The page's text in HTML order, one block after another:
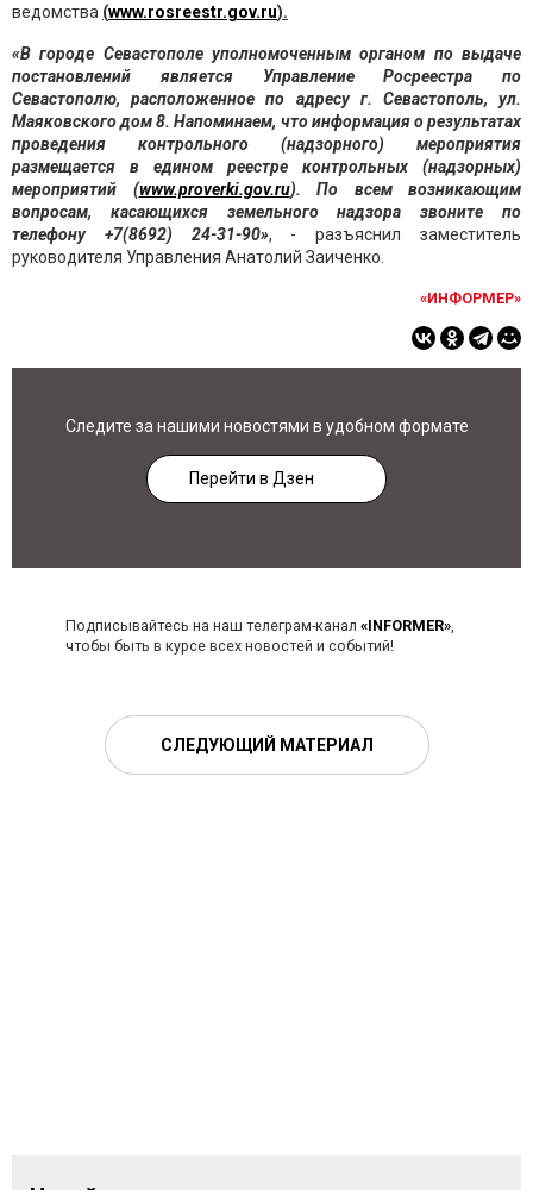
ведомства (www.rosreestr.gov.ru).
«В городе Севастополе уполномоченным органом по выдаче
постановлений является Управление Росреестра по
Севастополю, расположенное по адресу г. Севастополь, ул.
Маяковского дом 8. Напоминаем, что информация о результатах
проведения контрольного (надзорного) мероприятия
размещается в едином реестре контрольных (надзорных)
мероприятий (www.proverki.gov.ru). По всем возникающим
вопросам, касающихся земельного надзора звоните по
телефону +7(8692) 24-31-90», - разъяснил заместитель
руководителя Управления Анатолий Заиченко.
«ИНФОРМЕР»
Следите за нашими новостями в удобном формате
Перейти в Дзен
Подписывайтесь на наш телеграм-канал «INFORMER»,
чтобы быть в курсе всех новостей и событий!
СЛЕДУЮЩИЙ МАТЕРИАЛ